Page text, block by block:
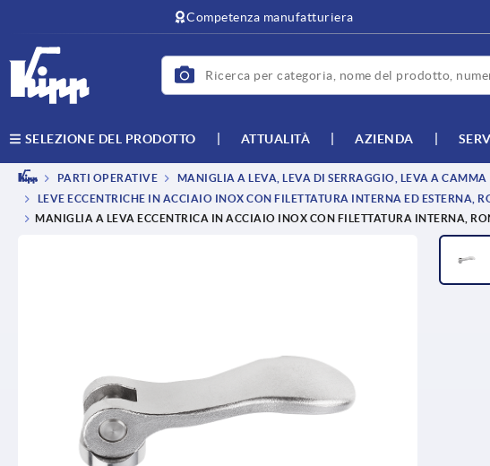
Competenza manufatturiera
SELEZIONE DEL PRODOTTO ATTUALITÀ AZIENDA
PARTI OPERATIVE MANIGLIA A LEVA, LEVA DI SERRAGGIO, LEVA A CAMMA
LEVE ECCENTRICHE IN ACCIAIO INOX CON FILETTATURA INTERNA ED
MANIGLIA A LEVA ECCENTRICA IN ACCIAIO INOX CON FILETTATURA INTERNA,